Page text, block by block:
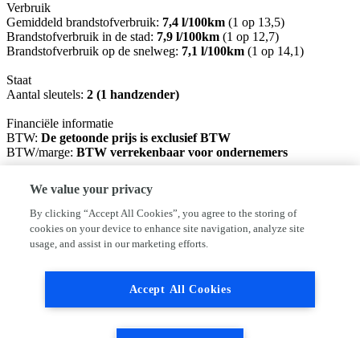
Verbruik
Gemiddeld brandstofverbruik: 7,4 l/100km (1 op 13,5)
Brandstofverbruik in de stad: 7,9 l/100km (1 op 12,7)
Brandstofverbruik op de snelweg: 7,1 l/100km (1 op 14,1)
Staat
Aantal sleutels: 2 (1 handzender)
Financiële informatie
BTW: De getoonde prijs is exclusief BTW
BTW/marge: BTW verrekenbaar voor ondernemers
BOVAG Afleverbeurt:Ja
Afleverpakketten
Inbegrepen afleverpakket (à € 250): Afleverpakket (1)
Dit afleverpakket bevat: BOVAG garantie (12 maanden); BOVAG
U bent van harte welkom voor een overtuigende proefrit. Bel of
mail altijd eerst voor een afspraak, zodat wij u kunnen verzekeren
We value your privacy
By clicking “Accept All Cookies”, you agree to the storing of
cookies on your device to enhance site navigation, analyze site
usage, and assist in our marketing efforts.
Accept All Cookies